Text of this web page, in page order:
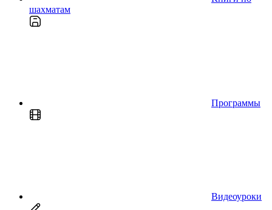
шахматам
Программы
Видеоуроки